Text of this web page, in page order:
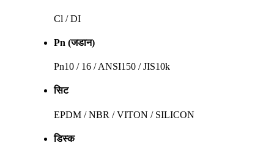
Cl / DI
Pn (जडान)
Pn10 / 16 / ANSI150 / JIS10k
सिट
EPDM / NBR / VITON / SILICON
डिस्क